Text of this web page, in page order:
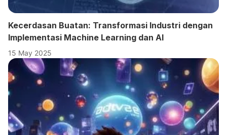
Kecerdasan Buatan: Transformasi Industri dengan
Implementasi Machine Learning dan AI
15 May 2025